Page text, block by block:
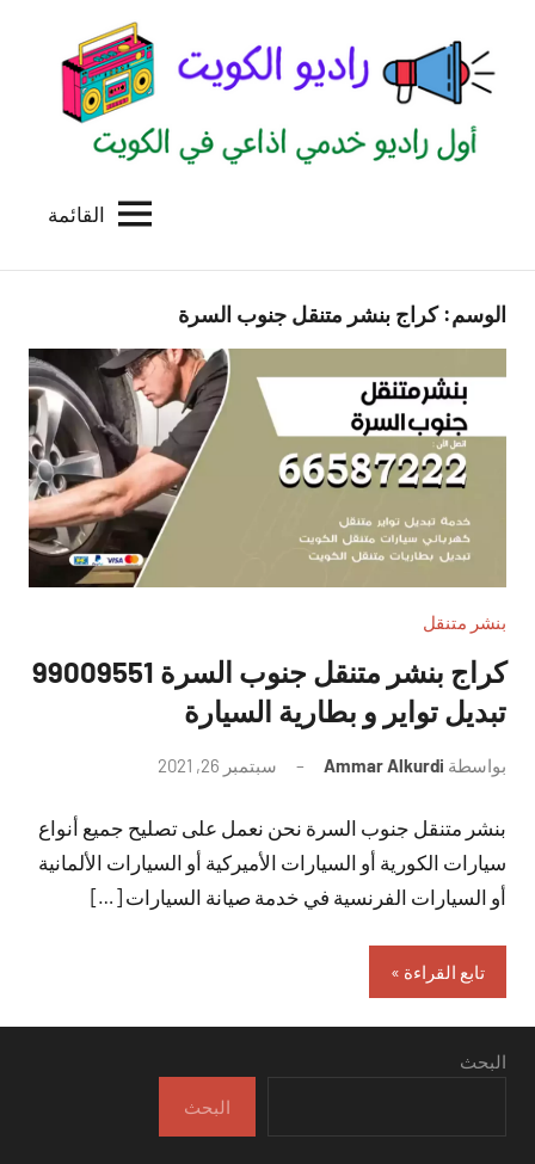
المحتوى
الكويت
للاعلانات
القائمة
الوسم:كراج بنشر متنقل جنوب السرة
بنشر متنقل
تبديل تواير و بطارية السيارة
بواسطة Ammar Alkurdi سبتمبر 26, 2021
تعليقات
بنشر متنقل جنوب السرة نحن نعمل على تصليح جميع أنواع
سيارات الكورية أو السيارات الأميركية أو السيارات الألمانية
أو السيارات الفرنسية في خدمة صيانة السيارات […]
تابع القراءة
البحث
البحث